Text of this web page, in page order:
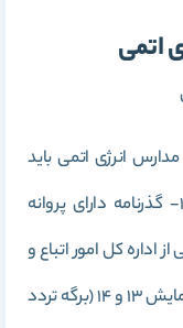
اتمی
مدارس انرژی اتمی باید
یکی از مدارک زیر را داشته باشند: 1-1-1- گذرنامه دارای پروانه
از اداره کل امور اتباع و
مهاجرین وزارت کشور 3-1-1- کارت های آمایش 13 و 14 (برگه تردد